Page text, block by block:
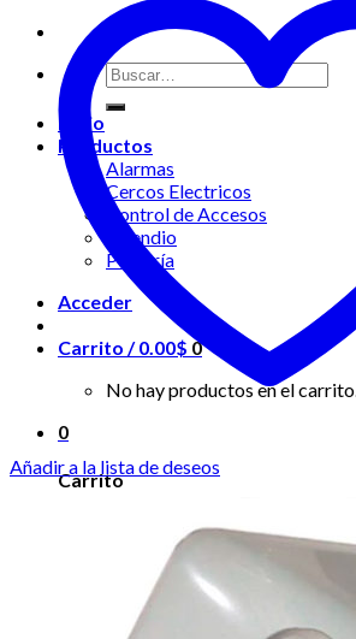
Buscar
por:
Inicio
Productos
Alarmas
Cercos Electricos
Control de Accesos
Incendio
Portería
Acceder
Carrito /0.00$ 0
No hay productos en el carrito.
0
Carrito
No hay productos en el carrito.
Añadir a la lista de deseos